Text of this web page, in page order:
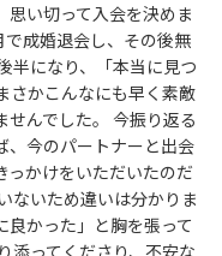
思い切って入会を決めま
成婚退会し、その後無
半になり、「本当に見つ
さかこんなにも早く素敵
んでした。 今振り返る
、今のパートナーと出会
っかけをいただいたのだ
ないため違いは分かりま
良かった」と胸を張って
添ってくださり、不安な